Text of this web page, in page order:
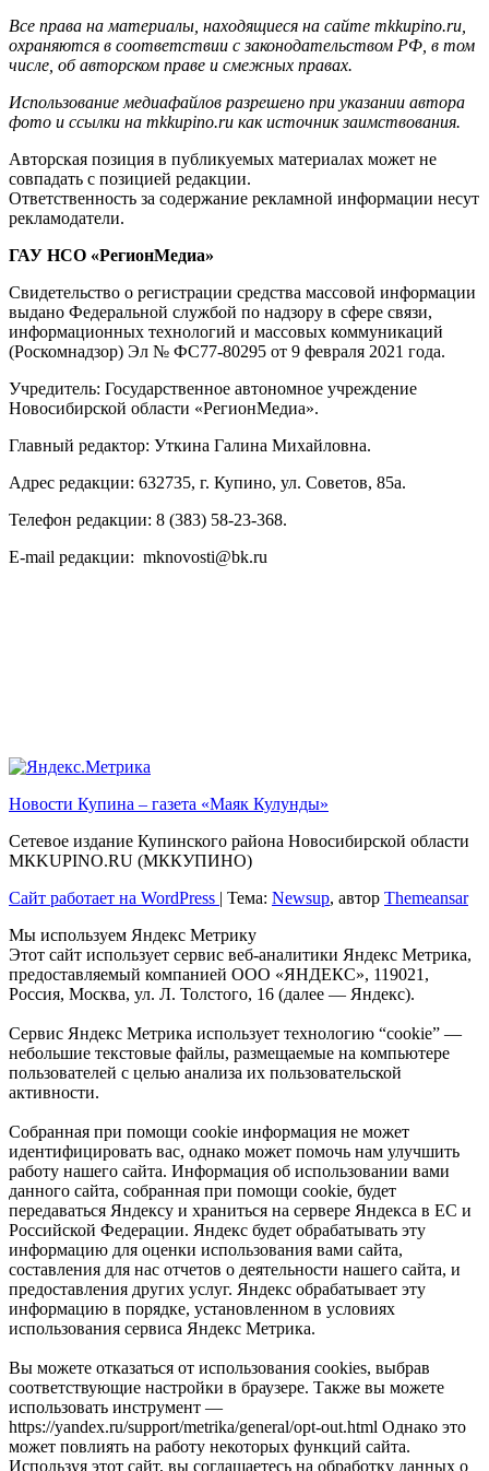
Все права на материалы, находящиеся на сайте mkkupino.ru,
охраняются в соответствии с законодательством РФ, в том
числе, об авторском праве и смежных правах.
Использование медиафайлов разрешено при указании автора
фото и ссылки на mkkupino.ru как источник заимствования.
Авторская позиция в публикуемых материалах может не
совпадать с позицией редакции.
Ответственность за содержание рекламной информации несут
рекламодатели.
ГАУ НСО «РегионМедиа»
Свидетельство о регистрации средства массовой информации
выдано Федеральной службой по надзору в сфере связи,
информационных технологий и массовых коммуникаций
(Роскомнадзор) Эл № ФС77-80295 от 9 февраля 2021 года.
Учредитель: Государственное автономное учреждение
Новосибирской области «РегионМедиа».
Главный редактор: Уткина Галина Михайловна.
Адрес редакции: 632735, г. Купино, ул. Советов, 85а.
Телефон редакции: 8 (383) 58-23-368.
E-mail редакции: mknovosti@bk.ru
Новости Купина – газета «Маяк Кулунды»
Сетевое издание Купинского района Новосибирской области
МКKUPINO.RU (МККУПИНО)
Сайт работает на WordPress
Тема: Newsup, автор Themeansar
Мы используем Яндекс Метрику
Этот сайт использует сервис веб-аналитики Яндекс Метрика,
предоставляемый компанией ООО «ЯНДЕКС», 119021,
Россия, Москва, ул. Л. Толстого, 16 (далее — Яндекс).
Сервис Яндекс Метрика использует технологию “cookie” —
небольшие текстовые файлы, размещаемые на компьютере
пользователей с целью анализа их пользовательской
активности.
Собранная при помощи cookie информация не может
идентифицировать вас, однако может помочь нам улучшить
работу нашего сайта. Информация об использовании вами
данного сайта, собранная при помощи cookie, будет
передаваться Яндексу и храниться на сервере Яндекса в ЕС и
Российской Федерации. Яндекс будет обрабатывать эту
информацию для оценки использования вами сайта,
составления для нас отчетов о деятельности нашего сайта, и
предоставления других услуг. Яндекс обрабатывает эту
информацию в порядке, установленном в условиях
использования сервиса Яндекс Метрика.
Вы можете отказаться от использования cookies, выбрав
соответствующие настройки в браузере. Также вы можете
использовать инструмент —
https://yandex.ru/support/metrika/general/opt-out.html Однако это
может повлиять на работу некоторых функций сайта.
Используя этот сайт, вы соглашаетесь на обработку данных о